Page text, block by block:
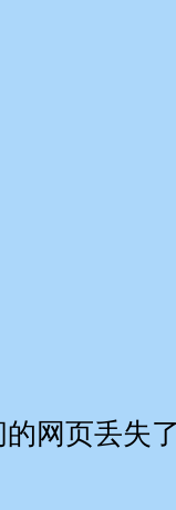
的网页丢失